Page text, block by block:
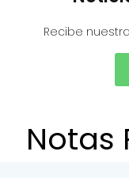
Recibe
Notas